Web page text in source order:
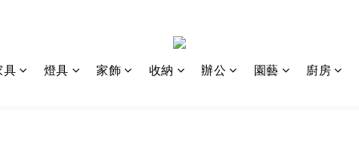
具 燈具 家飾 收納 辦公 園藝 廚房